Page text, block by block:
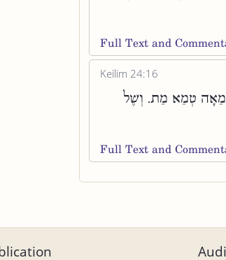
Full Text and
Keilim 24:16
טְמֵא מֵת. וְשֶׁל
Full Text and